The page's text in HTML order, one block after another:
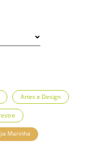
Artes e Design
Marinha